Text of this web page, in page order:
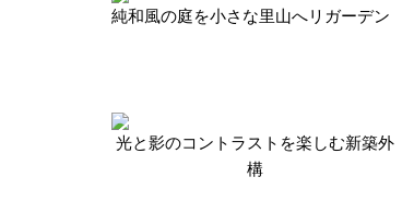
純和風の庭を小さな里山へリガーデン
光と影のコントラストを楽しむ新築外
構